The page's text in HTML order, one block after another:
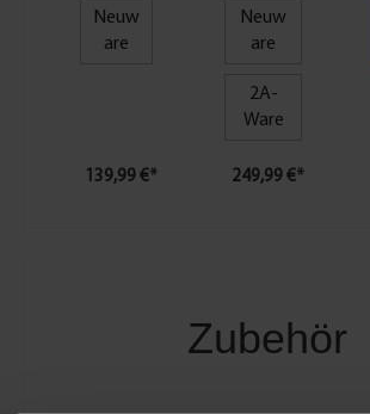
Neuw
are
139,99 €*
Neuw
are
2A-
Ware
249,99 €*
Zubehör